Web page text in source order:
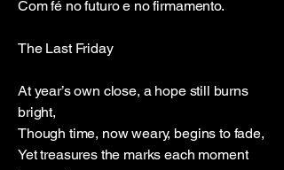
Com fé no futuro e no firmamento.
The Last Friday
At year’s own close, a hope still burns
bright,
Though time, now weary, begins to fade,
Yet treasures the marks each moment